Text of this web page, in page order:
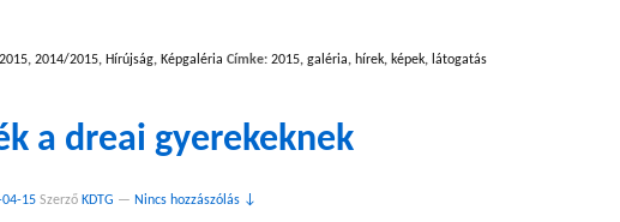
, 2014/2015, Hírújság, Képgaléria Címke: 2015, galéria, hírek, képek, látogatás
a dreai gyerekeknek
15 Szerző KDTG — Nincs hozzászólás ↓